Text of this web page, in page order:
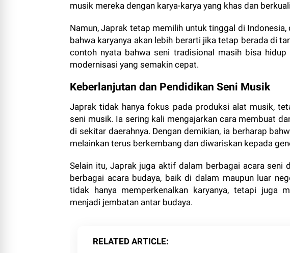
musik mereka dengan karya-karya yang khas dan
Namun, Japrak tetap memilih untuk tinggal di
bahwa karyanya akan lebih berarti jika tetap berada di
contoh nyata bahwa seni tradisional masih bisa
modernisasi yang semakin cepat.
Keberlanjutan dan Pendidikan Seni Musik
Japrak tidak hanya fokus pada produksi alat musik,
seni musik. Ia sering kali mengajarkan cara membuat
di sekitar daerahnya. Dengan demikian, ia berharap
melainkan terus berkembang dan diwariskan kepada
Selain itu, Japrak juga aktif dalam berbagai acara seni
berbagai acara budaya, baik di dalam maupun luar
tidak hanya memperkenalkan karyanya, tetapi juga
menjadi jembatan antar budaya.
RELATED ARTICLE